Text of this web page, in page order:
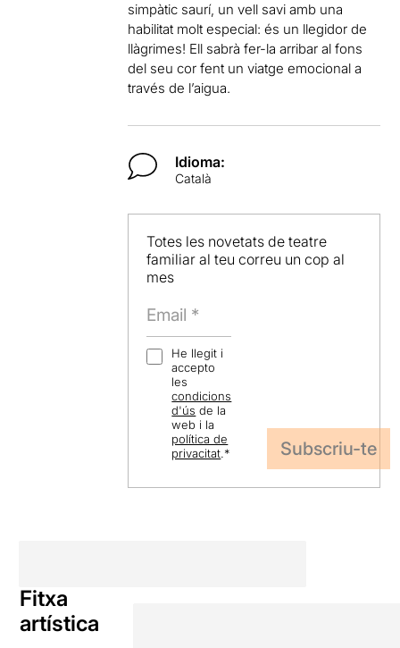
simpàtic saurí, un vell savi amb una
habilitat molt especial: és un llegidor de
llàgrimes! Ell sabrà fer-la arribar al fons
del seu cor fent un viatge emocional a
través de l’aigua.
Idioma:
Català
Totes les novetats de teatre
familiar al teu correu un cop al
mes
He llegit i
accepto
les
condicions
d'ús de la
web i la
política de
privacitat.*
Fitxa
artística